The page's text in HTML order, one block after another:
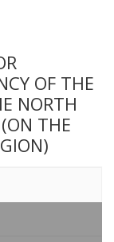
OF THE
NORTH
THE